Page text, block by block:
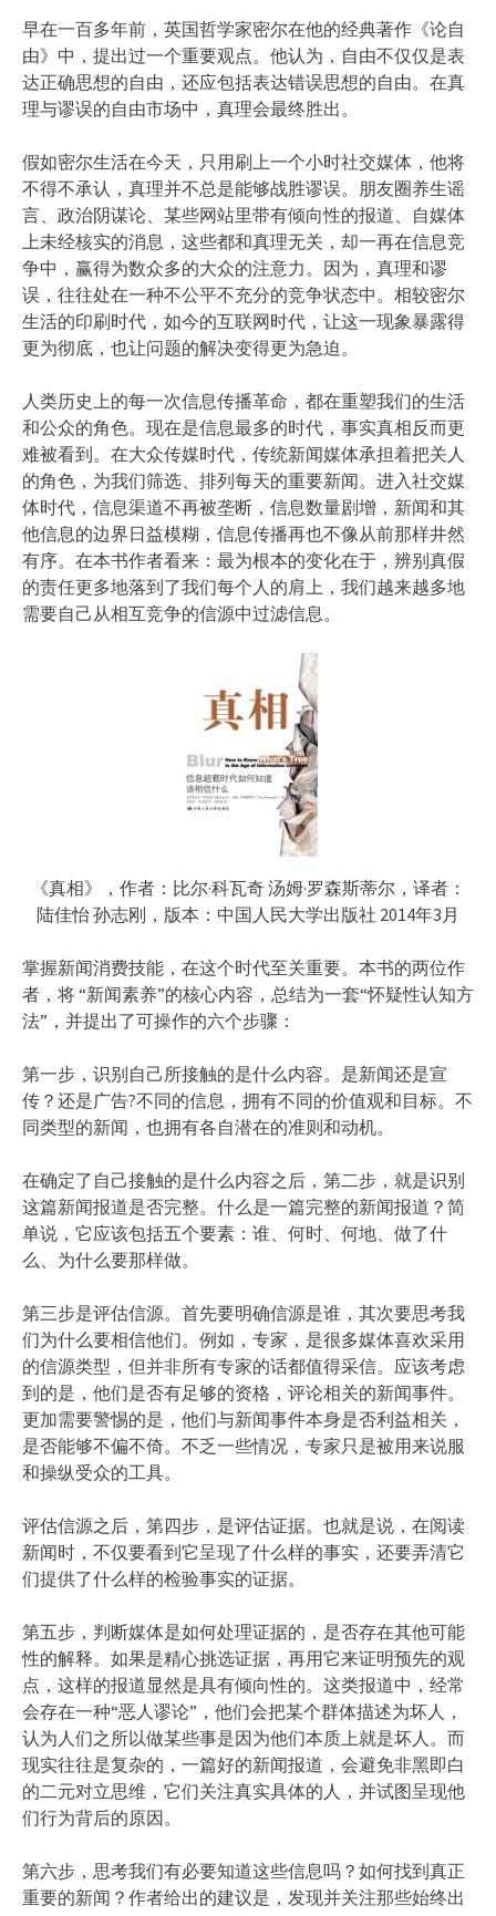
早在一百多年前，英国哲学家密尔在他的经典著作《论自
由》中，提出过一个重要观点。他认为，自由不仅仅是表
达正确思想的自由，还应包括表达错误思想的自由。在真
理与谬误的自由市场中，真理会最终胜出。
假如密尔生活在今天，只用刷上一个小时社交媒体，他将
不得不承认，真理并不总是能够战胜谬误。朋友圈养生谣
言、政治阴谋论、某些网站里带有倾向性的报道、自媒体
上未经核实的消息，这些都和真理无关，却一再在信息竞
争中，赢得为数众多的大众的注意力。因为，真理和谬
误，往往处在一种不公平不充分的竞争状态中。相较密尔
生活的印刷时代，如今的互联网时代，让这一现象暴露得
更为彻底，也让问题的解决变得更为急迫。
人类历史上的每一次信息传播革命，都在重塑我们的生活
和公众的角色。现在是信息最多的时代，事实真相反而更
难被看到。在大众传媒时代，传统新闻媒体承担着把关人
的角色，为我们筛选、排列每天的重要新闻。进入社交媒
体时代，信息渠道不再被垄断，信息数量剧增，新闻和其
他信息的边界日益模糊，信息传播再也不像从前那样井然
有序。在本书作者看来：最为根本的变化在于，辨别真假
的责任更多地落到了我们每个人的肩上，我们越来越多地
需要自己从相互竞争的信源中过滤信息。
《真相》，作者：比尔·科瓦奇 汤姆·罗森斯蒂尔，译者：
陆佳怡 孙志刚，版本：中国人民大学出版社 2014年3月
掌握新闻消费技能，在这个时代至关重要。本书的两位作
者，将 “新闻素养”的核心内容，总结为一套“怀疑性认知方
法”，并提出了可操作的六个步骤：
第一步，识别自己所接触的是什么内容。是新闻还是宣
传？还是广告?不同的信息，拥有不同的价值观和目标。不
同类型的新闻，也拥有各自潜在的准则和动机。
在确定了自己接触的是什么内容之后，第二步，就是识别
这篇新闻报道是否完整。什么是一篇完整的新闻报道？简
单说，它应该包括五个要素：谁、何时、何地、做了什
么、为什么要那样做。
第三步是评估信源。首先要明确信源是谁，其次要思考我
们为什么要相信他们。例如，专家，是很多媒体喜欢采用
的信源类型，但并非所有专家的话都值得采信。应该考虑
到的是，他们是否有足够的资格，评论相关的新闻事件。
更加需要警惕的是，他们与新闻事件本身是否利益相关，
是否能够不偏不倚。不乏一些情况，专家只是被用来说服
和操纵受众的工具。
评估信源之后，第四步，是评估证据。也就是说，在阅读
新闻时，不仅要看到它呈现了什么样的事实，还要弄清它
们提供了什么样的检验事实的证据。
第五步，判断媒体是如何处理证据的，是否存在其他可能
性的解释。如果是精心挑选证据，再用它来证明预先的观
点，这样的报道显然是具有倾向性的。这类报道中，经常
会存在一种“恶人谬论”，他们会把某个群体描述为坏人，
认为人们之所以做某些事是因为他们本质上就是坏人。而
现实往往是复杂的，一篇好的新闻报道，会避免非黑即白
的二元对立思维，它们关注真实具体的人，并试图呈现他
们行为背后的原因。
第六步，思考我们有必要知道这些信息吗？如何找到真正
重要的新闻？作者给出的建议是，发现并关注那些始终出